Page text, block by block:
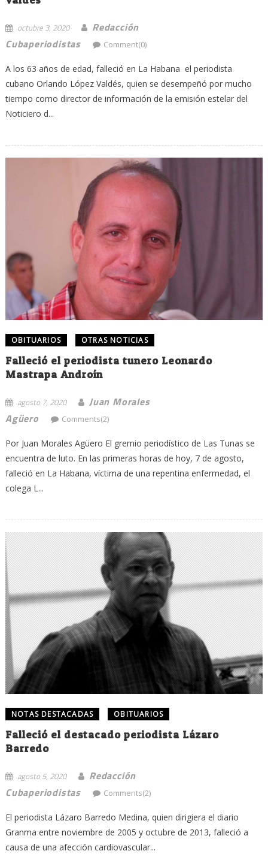
octubre 3, 2020
Redacción
Cubaperiodistas
Comment(0)
A los 63 años de edad, falleció en La Habana el periodista
cubano Orlando López Valdés, quien se desempeñó por mucho
tiempo como director de información de la emisión estelar del
Noticiero d...
OBITUARIOS OTRAS NOTICIAS
Falleció el periodista tunero Leonardo
Mastrapa Androín
agosto 7, 2020
Juan Morales
Agüero
Comments(2)
Por Juan Morales Agüero El gremio periodístico de Las Tunas se
encuentra de luto. En las primeras horas de hoy, 7 de agosto,
falleció en La Habana, víctima de una repentina enfermedad, el
colega L...
NOTAS DESTACADAS OBITUARIOS
Falleció el destacado periodista Lázaro
Barredo
agosto 5, 2020
Redacción
Cubaperiodistas
Comments(2)
El periodista Lázaro Barredo Medina, quien dirigiera el diario
Granma entre noviembre de 2005 y octubre de 2013, falleció a
causa de una afección cardiovascular...